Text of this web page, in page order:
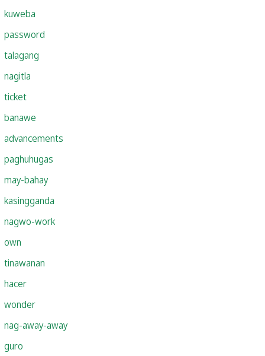
kuweba
password
talagang
nagitla
ticket
banawe
advancements
paghuhugas
may-bahay
kasingganda
nagwo-work
own
tinawanan
hacer
wonder
nag-away-away
guro